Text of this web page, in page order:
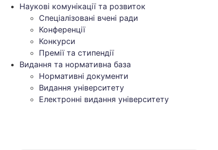
Наукові комунікації та розвиток
Спеціалізовані вчені ради
Конференції
Конкурси
Премії та стипендії
Видання та нормативна база
Нормативні документи
Видання університету
Електронні видання університету